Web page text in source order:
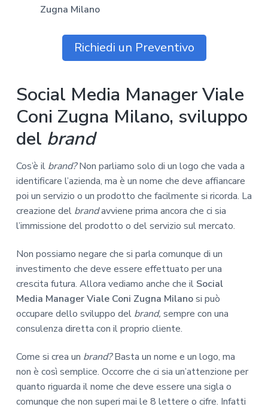
Zugna Milano
Richiedi un Preventivo
Social Media Manager Viale
Coni Zugna Milano, sviluppo
del brand
Cos’è il brand?Non parliamo solo di un logo che vada a
identificare l’azienda, ma è un nome che deve affiancare
poi un servizio o un prodotto che facilmente si ricorda. La
creazione del brandavviene prima ancora che ci sia
l’immissione del prodotto o del servizio sul mercato.
Non possiamo negare che si parla comunque di un
investimento che deve essere effettuato per una
crescita futura. Allora vediamo anche che il Social
Media Manager Viale Coni Zugna Milanosi può
occupare dello sviluppo del brand, sempre con una
consulenza diretta con il proprio cliente.
Come si crea un brand?Basta un nome e un logo, ma
non è così semplice. Occorre che ci sia un’attenzione per
quanto riguarda il nome che deve essere una sigla o
comunque che non superi mai le 8 lettere o cifre. Infatti